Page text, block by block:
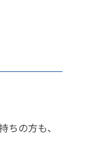
の方も、